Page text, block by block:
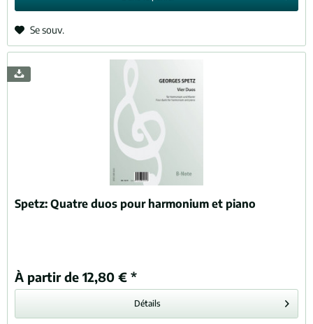
Se souv.
Spetz:Quatre duos pour harmonium et piano
À partir de 12,80 € *
Détails